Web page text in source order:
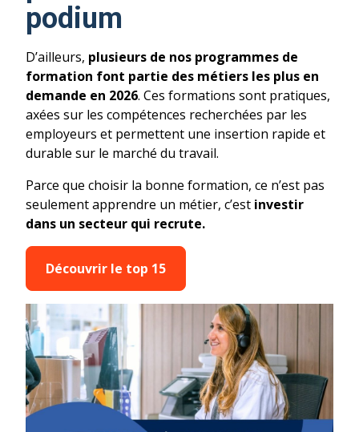
podium
D’ailleurs, plusieurs de nos programmes de
formation font partie des métiers les plus en
demande en 2026. Ces formations sont pratiques,
axées sur les compétences recherchées par les
employeurs et permettent une insertion rapide et
durable sur le marché du travail.
Parce que choisir la bonne formation, ce n’est pas
seulement apprendre un métier, c’est investir
dans un secteur qui recrute.
Découvrir le top 15